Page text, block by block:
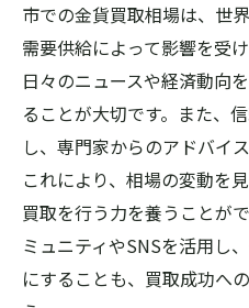
市での金貨買取相場は、世
需要供給によって影響を受
日々のニュースや経済動向
ることが大切です。また、
し、専門家からのアドバイ
これにより、相場の変動を
買取を行う力を養うことが
ミュニティやSNSを活用し
にすることも、買取成功へ